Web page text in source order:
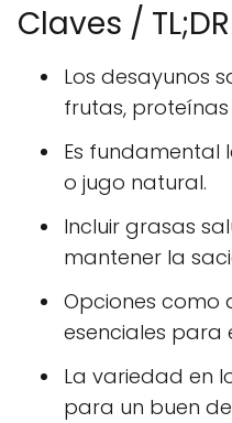
Claves / TL;DR
Los desayunos
frutas,
Es fundamental
o jugo natural.
Incluir grasas
mantener la
Opciones como
esenciales para
La variedad en
para un buen